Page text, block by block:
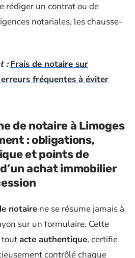
rédiger un contrat ou de
notariales, les chausse-
: Frais de notaire sur
fréquentes à éviter
de notaire à Limoges
: obligations,
et points de
achat immobilier
notaire ne se résume jamais à
sur un formulaire. Cette
toutacte authentique, certifie
contrôlé chaque